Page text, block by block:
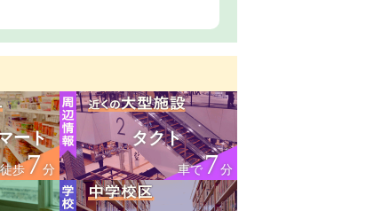
ート
徒歩7分
タクト
車で7分